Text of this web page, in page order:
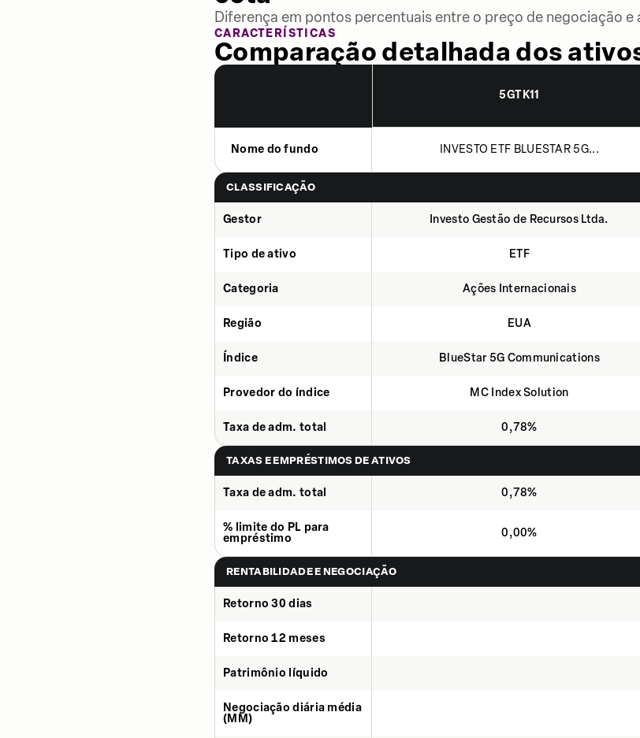
Diferença em pontos percentuais entre o preço de negociação
CARACTERÍSTICAS
Comparação detalhada dos
5GTK11
Nome do fundo INVESTO ETF BLUESTAR 5G...
CLASSIFICAÇÃO
Gestor Investo Gestão de Recursos Ltda.
Tipo de ativo ETF
Categoria Ações Internacionais
Região EUA
Índice BlueStar 5G Communications
Provedor do índice MC Index Solution
Taxa de adm. total 0,78%
TAXAS E EMPRÉSTIMOS DE ATIVOS
Taxa de adm. total 0,78%
% limite do PL para
empréstimo
0,00%
RENTABILIDADE E NEGOCIAÇÃO
Retorno 30 dias
Retorno 12 meses
Patrimônio líquido
Negociação diária média
(MM)